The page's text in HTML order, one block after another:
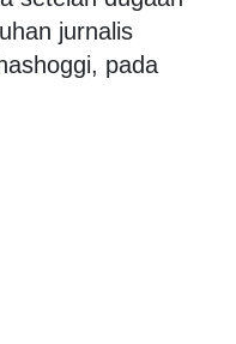
jurnalis
pada